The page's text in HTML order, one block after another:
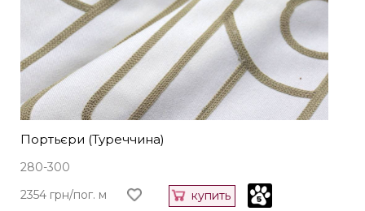
Портьєри (Туреччина)
280-300
2354 грн/пог. м
купить